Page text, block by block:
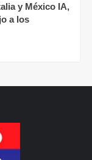
y México IA,
a los